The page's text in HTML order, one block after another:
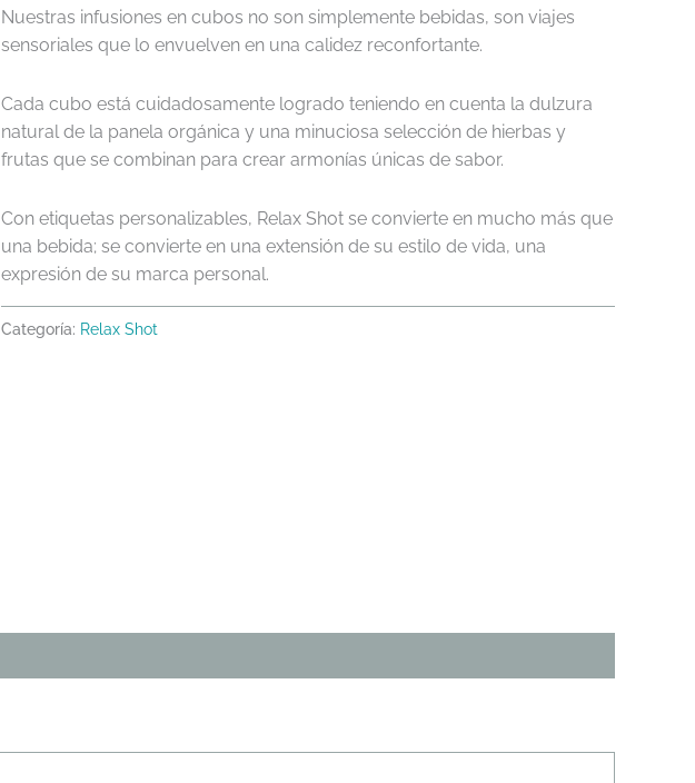
Nuestras infusiones en cubos no son simplemente bebidas, son viajes
sensoriales que lo envuelven en una calidez reconfortante.
Cada cubo está cuidadosamente logrado teniendo en cuenta la dulzura
natural de la panela orgánica y una minuciosa selección de hierbas y
frutas que se combinan para crear armonías únicas de sabor.
Con etiquetas personalizables, Relax Shot se convierte en mucho más que
una bebida; se convierte en una extensión de su estilo de vida, una
expresión de su marca personal.
Categoría: Relax Shot